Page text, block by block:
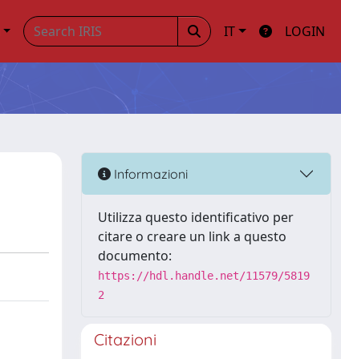
IT LOGIN
Informazioni
Utilizza questo identificativo per
citare o creare un link a questo
documento:
https://hdl.handle.net/11579/5819
2
Citazioni